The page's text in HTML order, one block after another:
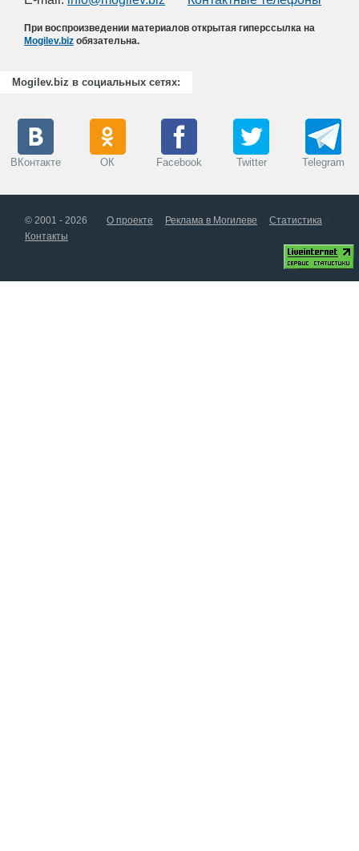
При воспроизведении материалов открытая гиперссылка на
Mogilev.biz обязательна.
Mogilev.biz в социальных сетях:
ВКонтакте ОК Facebook Twitter Telegram
© 2001 - 2026 О проекте Реклама в Могилеве
Статистика
Контакты